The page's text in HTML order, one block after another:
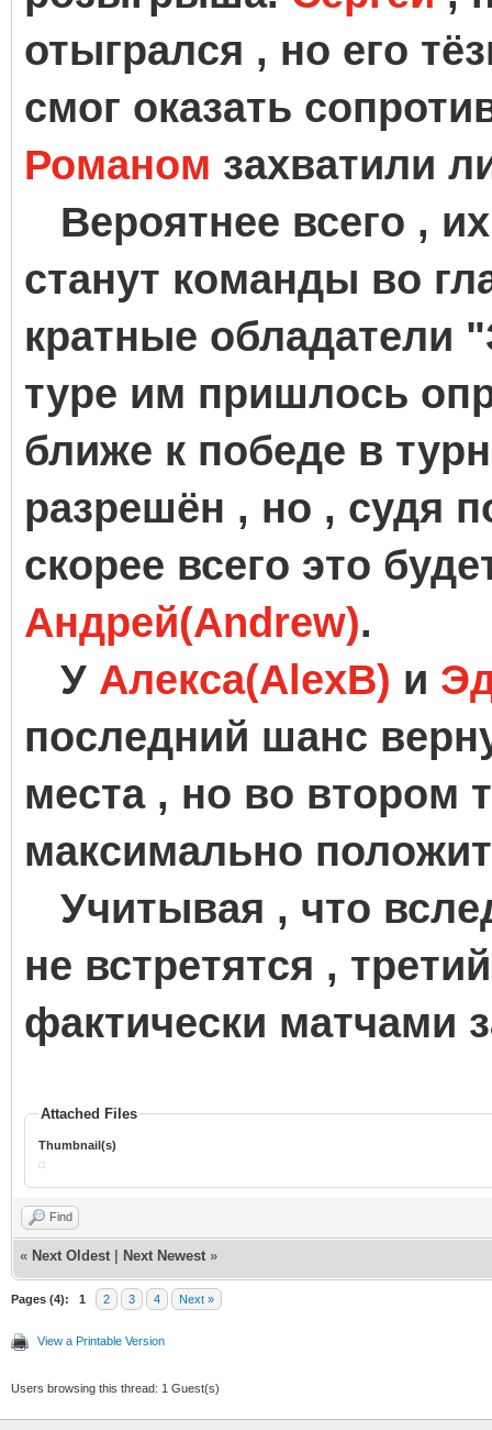
отыгрался , но его
смог оказать
Романом захватили
Вероятнее всего ,
станут команды во
кратные
туре им пришлось
ближе к победе в
разрешён , но , судя
скорее всего это
Андрей(Andrew).
У Алекса(AlexB) и
последний шанс
места , но во втором
максимально
Учитывая , что
не встретятся ,
фактически матчами
Attached Files
Thumbnail(s)
Find
« Next Oldest Next Newest »
Pages (4): 1 2 3 4 Next »
View a Printable Version
Users browsing this thread: 1 Guest(s)